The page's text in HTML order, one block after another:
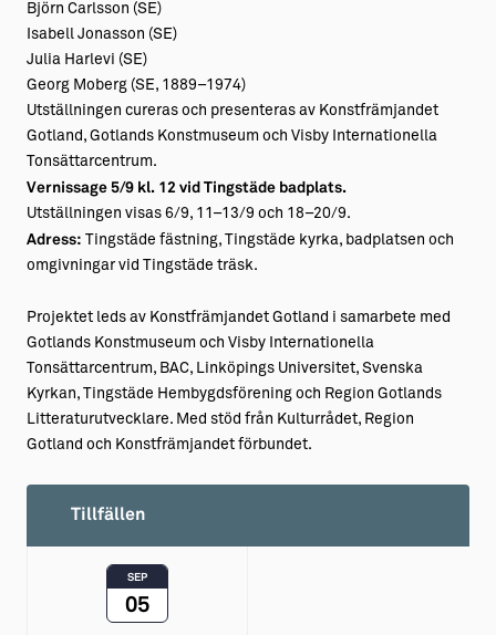
Björn Carlsson (SE)
Isabell Jonasson (SE)
Julia Harlevi (SE)
Georg Moberg (SE, 1889–1974)
Utställningen cureras och presenteras av Konstfrämjandet
Gotland, Gotlands Konstmuseum och Visby Internationella
Tonsättarcentrum.
Vernissage 5/9 kl. 12 vid Tingstäde badplats.
Utställningen visas 6/9, 11–13/9 och 18–20/9.
Adress: Tingstäde fästning, Tingstäde kyrka, badplatsen och
omgivningar vid Tingstäde träsk.
Projektet leds av Konstfrämjandet Gotland i samarbete med
Gotlands Konstmuseum och Visby Internationella
Tonsättarcentrum, BAC, Linköpings Universitet, Svenska
Kyrkan, Tingstäde Hembygdsförening och Region Gotlands
Litteraturutvecklare. Med stöd från Kulturrådet, Region
Gotland och Konstfrämjandet förbundet.
Tillfällen
SEP
05